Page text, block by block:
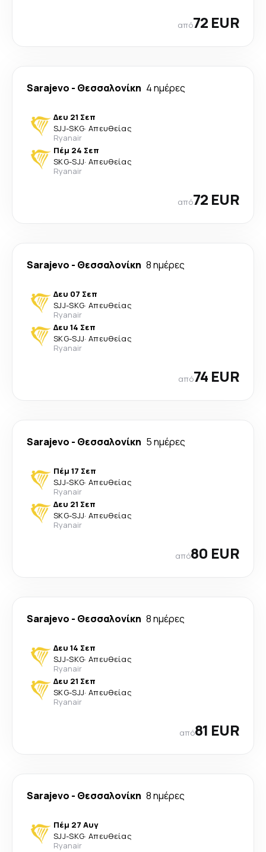
από72 EUR
Sarajevo - Θεσσαλονίκη 4 ημέρες
Δευ 21 Σεπ
SJJ-SKG· Απευθείας
Ryanair
Πέμ 24 Σεπ
SKG-SJJ· Απευθείας
Ryanair
από72 EUR
Sarajevo - Θεσσαλονίκη 8 ημέρες
Δευ 07 Σεπ
SJJ-SKG· Απευθείας
Ryanair
Δευ 14 Σεπ
SKG-SJJ· Απευθείας
Ryanair
από74 EUR
Sarajevo - Θεσσαλονίκη 5 ημέρες
Πέμ 17 Σεπ
SJJ-SKG· Απευθείας
Ryanair
Δευ 21 Σεπ
SKG-SJJ· Απευθείας
Ryanair
από80 EUR
Sarajevo - Θεσσαλονίκη 8 ημέρες
Δευ 14 Σεπ
SJJ-SKG· Απευθείας
Ryanair
Δευ 21 Σεπ
SKG-SJJ· Απευθείας
Ryanair
από81 EUR
Sarajevo - Θεσσαλονίκη 8 ημέρες
Πέμ 27 Αυγ
SJJ-SKG· Απευθείας
Ryanair